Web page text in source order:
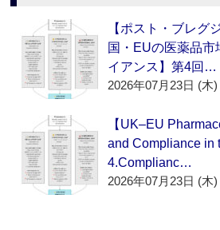
【ポスト・ブレグ
国・EUの医薬品市
イアンス】第4回…
2026年07月23日 (木)
【UK–EU
and Compliance in
4.Complianc…
2026年07月23日 (木)